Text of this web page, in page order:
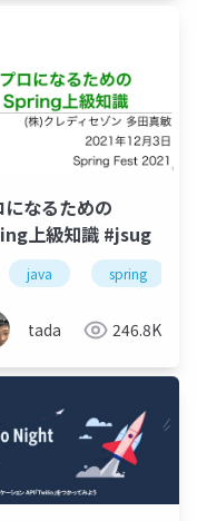
vietnam
になるための
上級知識 #jsug
java spring
tada 246.8K